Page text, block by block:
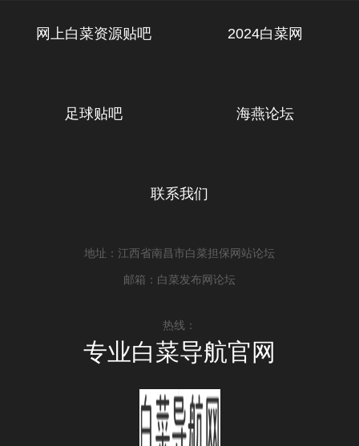
网上白菜资源贴吧 2024白菜网
足球贴吧 海燕论坛
联系我们
地址：江西省南昌市白菜担保网站论坛
邮箱：白菜发布网论坛
热线：
专业白菜导航官网